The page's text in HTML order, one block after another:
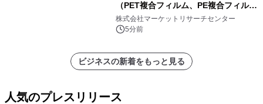
（PET複合フィルム、PE複合フィル
ム、CPP複合フィルム、その他）・分
析レポートを発表
株式会社マーケットリサーチセンター
5分前
ビジネスの新着をもっと見る
人気のプレスリリース